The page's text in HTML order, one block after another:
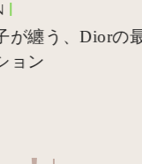
纏う、Diorの最
ン